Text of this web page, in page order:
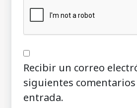
Recibir un correo
siguientes comentarios
entrada.